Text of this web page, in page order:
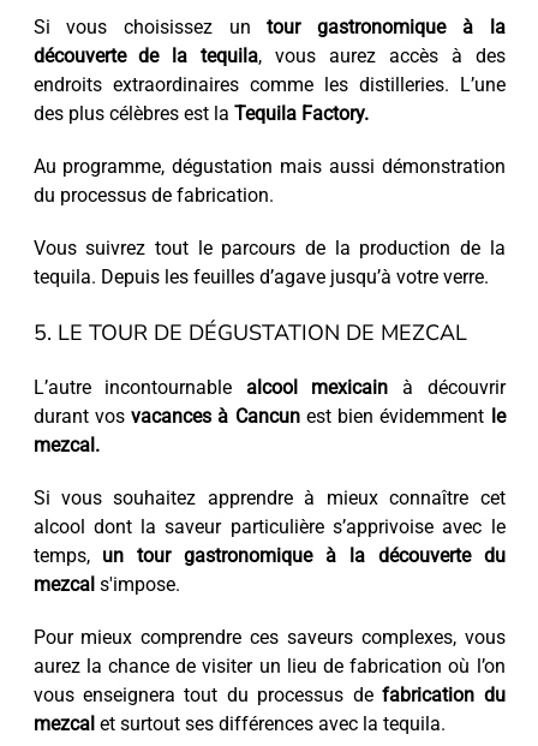
Si vous choisissez untour gastronomique à la
découverte de la tequila, vous aurez accès à des
endroits extraordinaires comme les distilleries. L’une
des plus célèbres est la Tequila Factory.
Au programme, dégustation mais aussi démonstration
du processus de fabrication.
Vous suivrez tout le parcours de la production de la
tequila. Depuis les feuilles d’agave jusqu’à votre verre.
5. LE TOUR DE DÉGUSTATION DE MEZCAL
L’autre incontournable alcool mexicain à découvrir
durant vos vacances à Cancunest bien évidemment le
mezcal.
Si vous souhaitez apprendre à mieux connaître cet
alcool dont la saveur particulière s’apprivoise avec le
temps, un tour gastronomique à la découverte du
mezcals'impose.
Pour mieux comprendre ces saveurs complexes, vous
aurez la chance de visiter un lieu de fabrication où l’on
vous enseignera tout du processus defabrication du
mezcalet surtout ses différences avec la tequila.